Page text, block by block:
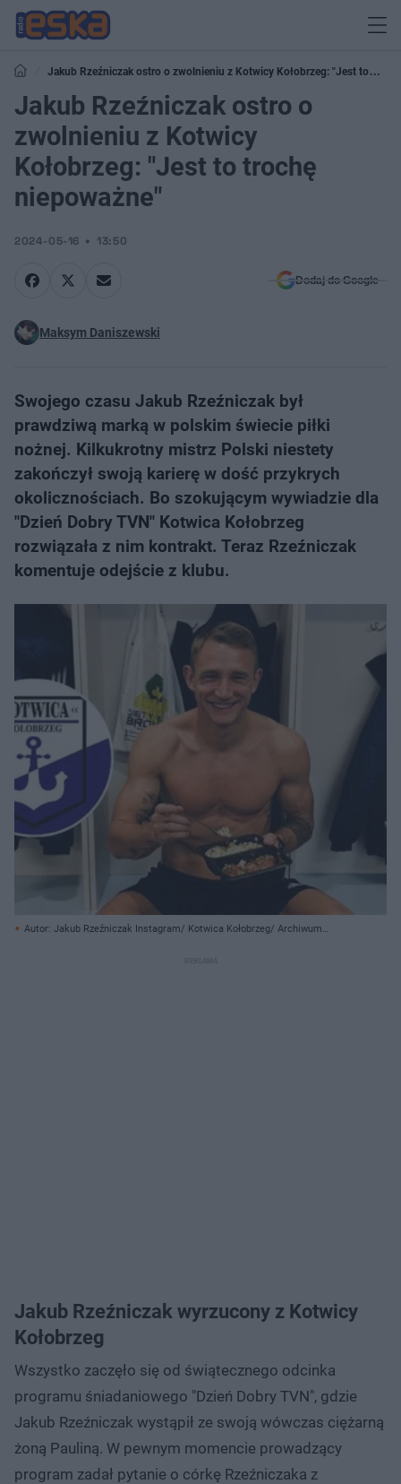
Jakub Rzeźniczak ostro o zwolnieniu z Kotwicy Kołobrzeg: "Jest to
trochę niepoważne"
Jakub Rzeźniczak ostro o
zwolnieniu z Kotwicy
Kołobrzeg: "Jest to trochę
niepoważne"
2024-05-16 13:50
Dodaj do Google
Maksym Daniszewski
Swojego czasu Jakub Rzeźniczak był
prawdziwą marką w polskim świecie piłki
nożnej. Kilkukrotny mistrz Polski niestety
zakończył swoją karierę w dość przykrych
okolicznościach. Bo szokującym wywiadzie dla
"Dzień Dobry TVN" Kotwica Kołobrzeg
rozwiązała z nim kontrakt. Teraz Rzeźniczak
komentuje odejście z klubu.
Autor: Jakub Rzeźniczak Instagram/ Kotwica Kołobrzeg/ Archiwum
Jakub Rzeźniczak wyrzucony z Kotwicy
Kołobrzeg
Wszystko zaczęło się od świątecznego odcinka
programu śniadaniowego "Dzień Dobry TVN", gdzie
Jakub Rzeźniczak wystąpił ze swoją wówczas ciężarną
żoną Pauliną. W pewnym momencie prowadzący
program zadał pytanie o córkę Rzeźniczaka z